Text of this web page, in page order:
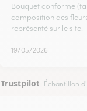
Bouquet conforme
composition des
représenté sur le site.
19/05/2026
Trustpilot Échantillon